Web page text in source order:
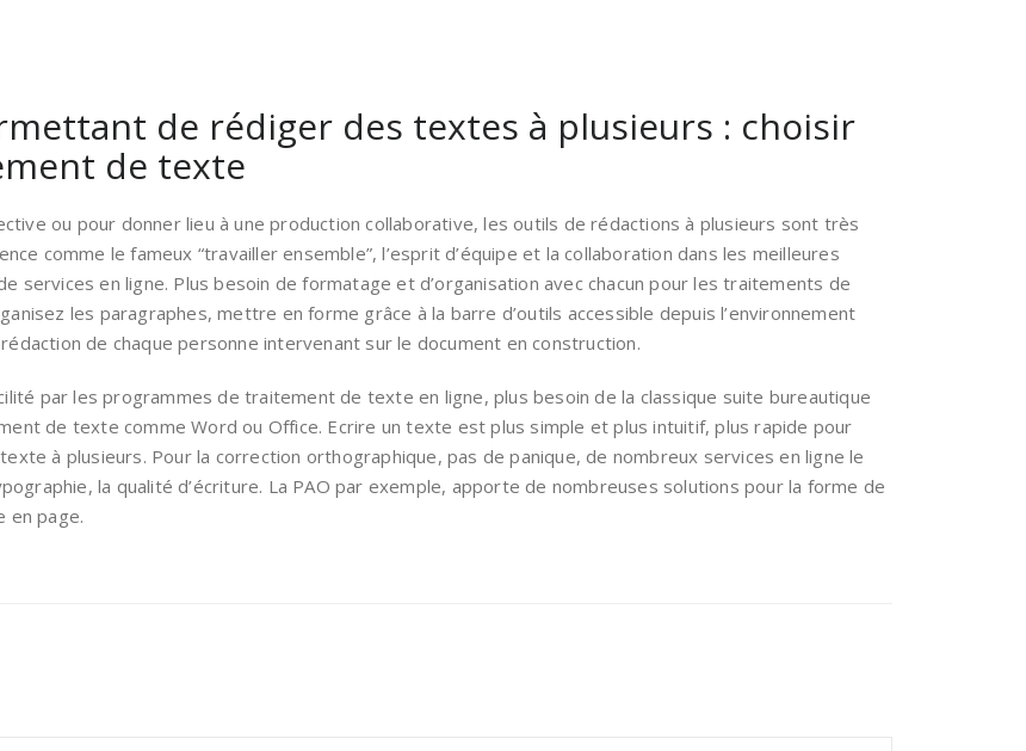
de rédiger des textes à plusieurs : choisir
de texte
ou pour donner lieu à une production collaborative, les outils de rédactions à plusieurs sont très
comme le fameux “travailler ensemble”, l’esprit d’équipe et la collaboration dans les meilleures
services en ligne. Plus besoin de formatage et d’organisation avec chacun pour les traitements de
les paragraphes, mettre en forme grâce à la barre d’outils accessible depuis l’environnement
de chaque personne intervenant sur le document en construction.
par les programmes de traitement de texte en ligne, plus besoin de la classique suite bureautique
de texte comme Word ou Office. Ecrire un texte est plus simple et plus intuitif, plus rapide pour
à plusieurs. Pour la correction orthographique, pas de panique, de nombreux services en ligne le
la qualité d’écriture. La PAO par exemple, apporte de nombreuses solutions pour la forme de
en page.